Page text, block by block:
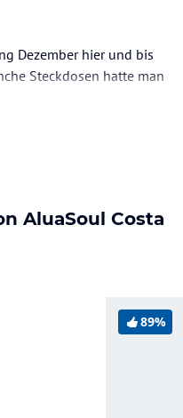
Dezember hier und bis
Steckdosen hatte man
gemacht werden muss.
AluaSoul Costa
89%